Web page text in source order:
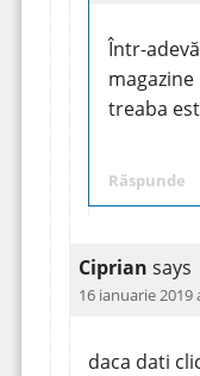
Într-
treaba
Răspunde
Ciprian says
16 ianuarie 2019
daca dati